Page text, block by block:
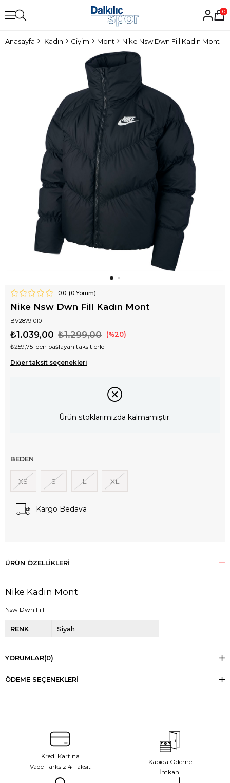
0
Anasayfa Kadın Giyim Mont Nike Nsw Dwn Fill Kadın Mont
0.0 (0Yorum)
Nike Nsw Dwn Fill Kadın Mont
BV2879-010
₺1.299,00
₺1.039,00 20
₺259,75 'den başlayan taksitlerle
Diğer taksit seçenekleri
Ürün stoklarımızda kalmamıştır.
BEDEN
XS S L XL
Kargo Bedava
ÜRÜN ÖZELLIKLERI
Nike Kadın Mont
Nsw Dwn Fill
RENK Siyah
YORUMLAR(0)
ÖDEME SEÇENEKLERI
Kredi Kartına
Vade Farksız 4 Taksit
Kapıda Ödeme
İmkanı